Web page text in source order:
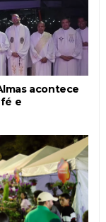
acontece
e